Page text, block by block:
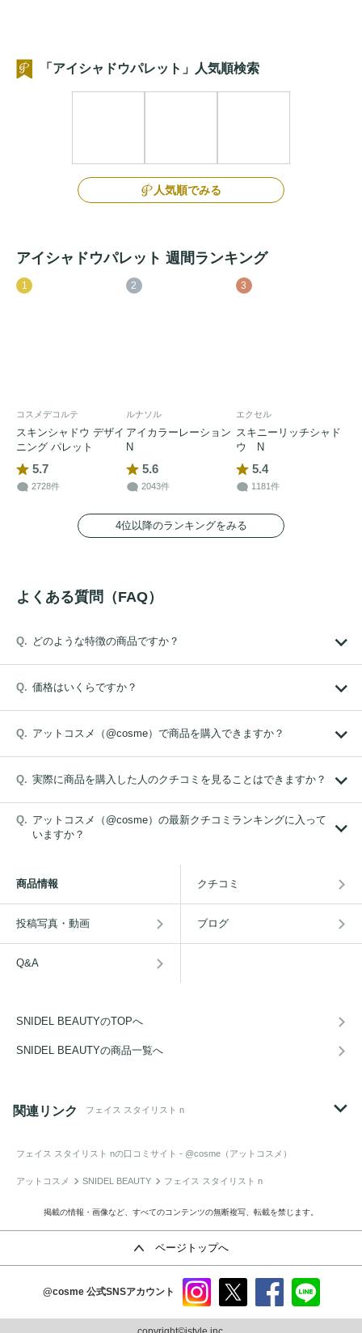
「アイシャドウパレット」人気順検索
人気順でみる
アイシャドウパレット 週間ランキング
1
コスメデコルテ
スキンシャドウ デザイ
ニング パレット
5.7
2728件
2
ルナソル
アイカラーレーション
N
5.6
2043件
3
エクセル
スキニーリッチシャド
ウ N
5.4
1181件
4位以降のランキングをみる
よくある質問（FAQ）
どのような特徴の商品ですか？
価格はいくらですか？
アットコスメ（@cosme）で商品を購入できますか？
実際に商品を購入した人のクチコミを見ることはできますか？
アットコスメ（@cosme）の最新クチコミランキングに入って
いますか？
商品情報 クチコミ
投稿写真・動画 ブログ
Q&A
SNIDEL BEAUTYのTOPへ
SNIDEL BEAUTYの商品一覧へ
関連リンク フェイス スタイリスト n
フェイス スタイリスト nの口コミサイト - @cosme（アットコスメ）
アットコスメ SNIDEL BEAUTY フェイス スタイリスト n
掲載の情報・画像など、すべてのコンテンツの無断複写、転載を禁じます。
ページトップへ
@cosme 公式SNSアカウント
ram